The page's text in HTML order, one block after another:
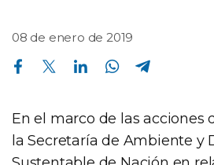
08 de enero de 2019
Compartir en Facebook Compartir en Twitter Compartir en Linkedin Compartir en Whatsapp
En el marco de las acciones
la Secretaría de Ambiente y